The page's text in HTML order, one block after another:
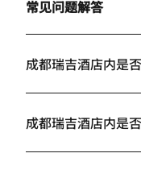
常见问题解答
成都瑞吉酒店内是
成都瑞吉酒店内是